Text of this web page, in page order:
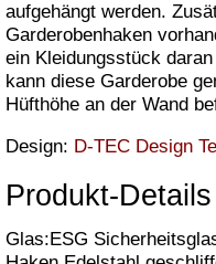
aufgehängt werden.
Garderobenhaken
ein Kleidungsstück
kann diese Garderobe
Hüfthöhe an der Wand
Design: D-TEC Design
Produkt-Details
Glas:ESG